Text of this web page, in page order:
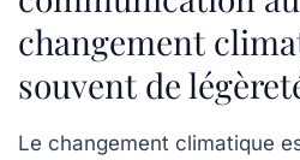
changement
souvent de
Le changement climatique